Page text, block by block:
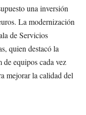
una inversión
La modernización
de Servicios
quien destacó la
equipos cada vez
mejorar la calidad del